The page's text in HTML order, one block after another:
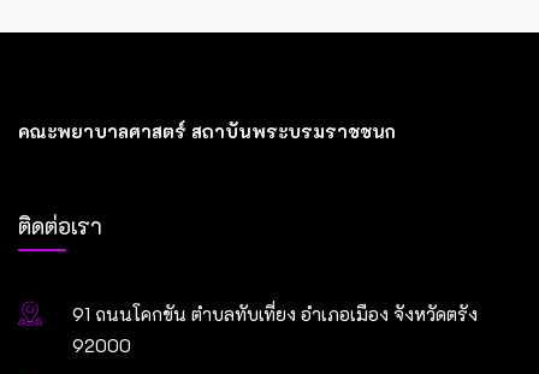
คณะพยาบาลศาสตร์ สถาบันพระบรมราชชนก
ติดต่อเรา
91 ถนนโคกขัน ตำบลทับเที่ยง อำเภอเมือง จังหวัดตรัง
92000